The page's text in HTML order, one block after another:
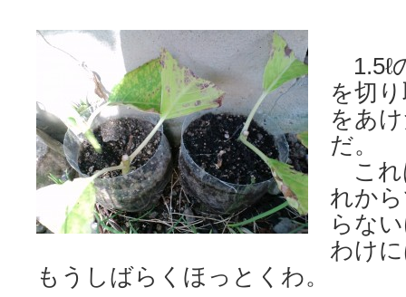
1.5ℓ
を切
をあ
だ。
これ
れか
らな
わけ
もうしばらくほっとくわ。